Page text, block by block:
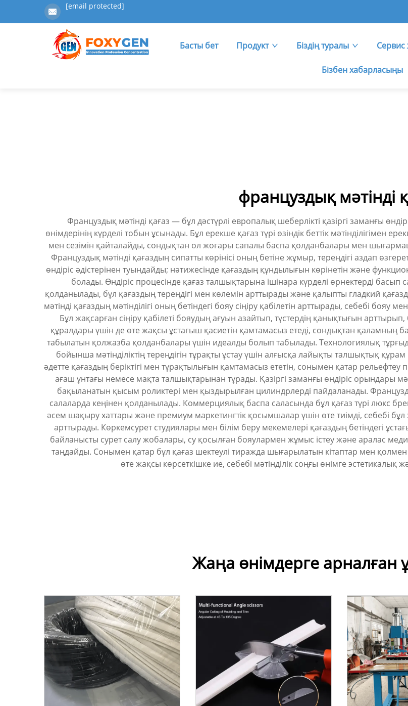
[email protected]
Басты бет Продукт Біздің туралы
Бізбен хабарласыңы
француздық мәтінді
Француздық мәтінді қағаз — бұл дәстүрлі европалық шеберлікті қазіргі заманғы
өнімдерінің күрделі тобын ұсынады. Бұл ерекше қағаз түрі өзіндік беттік мәтінділігімен
мен сезімін қайталайды, сондықтан ол жоғары сапалы баспа қолданбалары мен
Француздық мәтінді қағаздың сипатты көрінісі оның бетіне жұмыр, тереңдігі аздап
өндіріс әдістерінен туындайды; нәтижесінде қағаздың құндылығын көрінетін және
болады. Өндіріс процесінде қағаз талшықтарына ішінара күрделі өрнектерді басып
қолданылады, бұл қағаздың тереңдігі мен көлемін арттырады және қалыпты гладкий
мәтінді қағаздың мәтінділігі оның бетіндегі бояу сіңіру қабілетін арттырады, себебі
Бұл жақсарған сіңіру қабілеті бояудың ағуын азайтып, түстердің қанықтығын
құралдары үшін де өте жақсы ұстағыш қасиетін қамтамасыз етеді, сондықтан
табылатын қолжазба қолданбалары үшін идеалды болып табылады. Технологиялық
бойынша мәтінділіктің тереңдігін тұрақты ұстау үшін алғысқа лайықты талшықтық
әдетте қағаздың беріктігі мен тұрақтылығын қамтамасыз ететін, сонымен қатар рельефтеу
ағаш ұнтағы немесе мақта талшықтарынан тұрады. Қазіргі заманғы өндіріс орындары
бақыланатын қысым роликтері мен қыздырылған цилиндрлерді пайдаланады.
салаларда кеңінен қолданылады. Коммерциялық баспа саласында бұл қағаз түрі люкс
әсем шақыру хаттары және премиум маркетингтік қосымшалар үшін өте тиімді, себебі
арттырады. Көркемсурет студиялары мен білім беру мекемелері қағаздың бетіндегі
байланысты сурет салу жобалары, су қосылған бояулармен жұмыс істеу және аралас
таңдайды. Сонымен қатар бұл қағаз шектеулі тиражда шығарылатын кітаптар мен
өте жақсы көрсеткішке ие, себебі мәтінділік соңғы өнімге
Жаңа өнімдерге арналған